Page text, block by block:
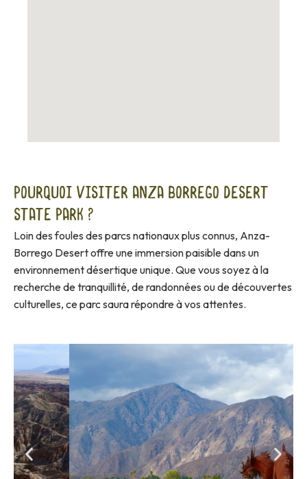
Pourquoi visiter Anza Borrego Desert
State Park ?
Loin des foules des parcs nationaux plus connus, Anza-
Borrego Desert offre une immersion paisible dans un
environnement désertique unique. Que vous soyez à la
recherche de tranquillité, de randonnées ou de découvertes
culturelles, ce parc saura répondre à vos attentes.